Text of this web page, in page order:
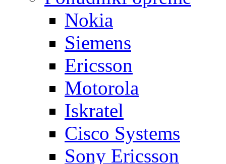
Nokia
Siemens
Ericsson
Motorola
Iskratel
Cisco Systems
Sony Ericsson